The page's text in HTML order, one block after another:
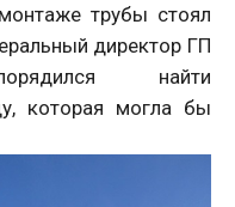
трубы стоял
директор ГП
найти
которая могла бы